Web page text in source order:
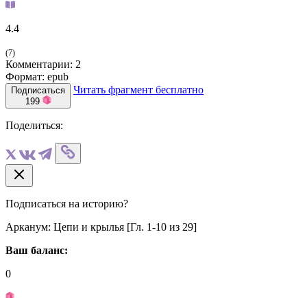
4.4
(7)
Комментарии: 2
Формат: epub
Подписаться
199
Читать фрагмент бесплатно
Поделиться:
Подписаться на историю?
Арканум: Цепи и крылья [Гл. 1-10 из 29]
Ваш баланс:
0